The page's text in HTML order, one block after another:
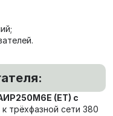
(ET) с
трёхфазной сети 380